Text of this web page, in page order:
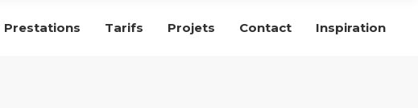
Prestations Tarifs Projets Contact Inspiration